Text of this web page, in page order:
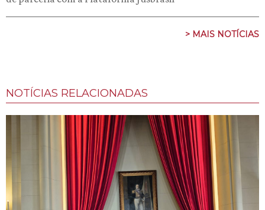
> MAIS NOTÍCIAS
NOTÍCIAS RELACIONADAS